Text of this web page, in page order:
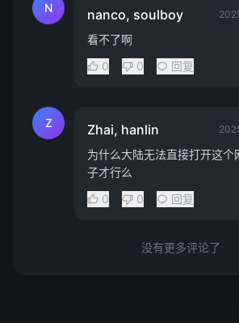
N nanco, soulboy
看不了啊
0
0 回复
Z Zhai, hanlin
为什么大陆无法直接打开这个
子才行么
0
0 回复
没有更多评论了